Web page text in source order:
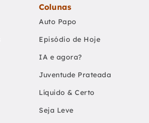
Colunas
Auto Papo
Episódio de Hoje
IA e agora?
Juventude Prateada
Líquido & Certo
Seja Leve